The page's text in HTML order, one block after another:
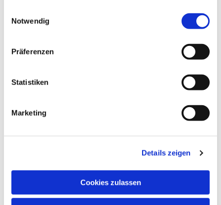
Notwendig
Präferenzen
Statistiken
Marketing
Details zeigen
Cookies zulassen